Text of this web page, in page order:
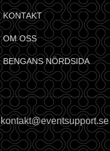
KONTAKT
OM OSS
BENGANS NÖRDSIDA
kontakt@eventsupport.se